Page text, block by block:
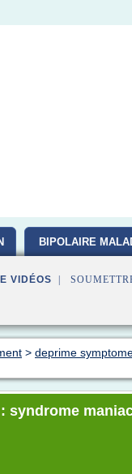
BIPOLAIRE
VIDÉOS |
> deprime
syndrome